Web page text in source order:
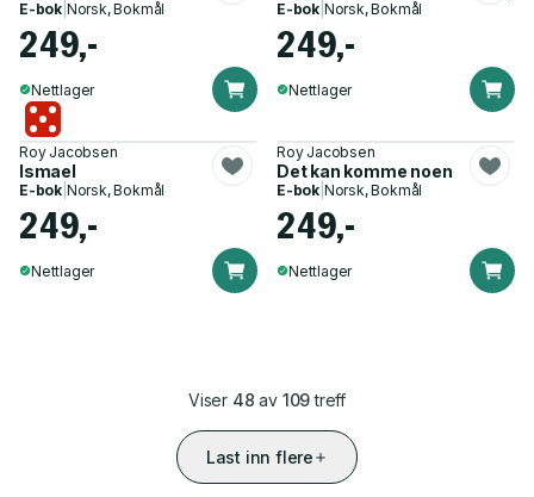
E-bok Norsk, Bokmål
249,-
Nettlager
E-bok Norsk, Bokmål
249,-
Nettlager
Roy Jacobsen
Ismael
E-bok Norsk, Bokmål
249,-
Nettlager
Roy Jacobsen
Det kan komme noen
E-bok Norsk, Bokmål
249,-
Nettlager
Viser 48 av 109treff
Last inn flere